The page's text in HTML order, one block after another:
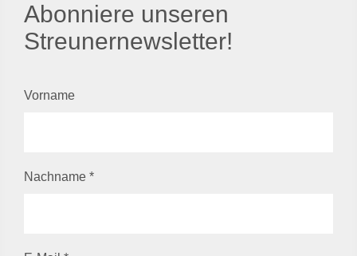
Abonniere unseren
Streunernewsletter!
Vorname
Nachname *